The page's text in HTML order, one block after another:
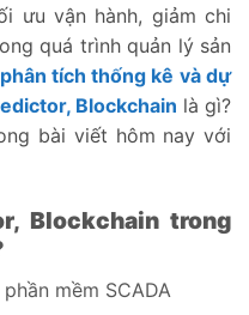
ưu vận hành, giảm chi
quá trình quản lý sản
tích thống kê và dự
Blockchain là gì?
bài viết hôm nay với
Blockchain trong
mềm SCADA